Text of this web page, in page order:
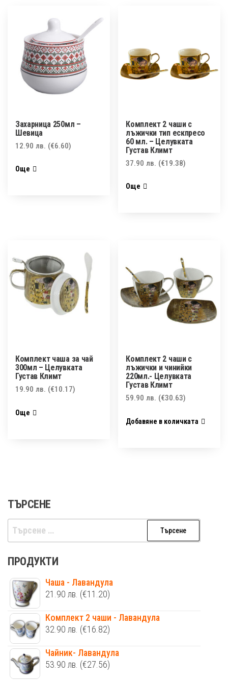
Захарница 250мл –
Шевица
12.90 лв. (€6.60)
Още
Комплект 2 чаши с
лъжички тип ескпресо
60 мл. – Целувката
Густав Климт
37.90лв. (€19.38)
Още
Комплект чаша за чай
300мл – Целувката
Густав Климт
19.90 лв. (€10.17)
Още
Комплект 2 чаши с
лъжички и чинийки
220мл.- Целувката
Густав Климт
59.90лв. (€30.63)
Добавяне в количката
ТЪРСЕНЕ
Търсене
за:
ПРОДУКТИ
Чаша - Лавандула
21.90 лв. (€11.20)
Комплект 2 чаши - Лавандула
32.90 лв. (€16.82)
Чайник- Лавандула
53.90 лв. (€27.56)